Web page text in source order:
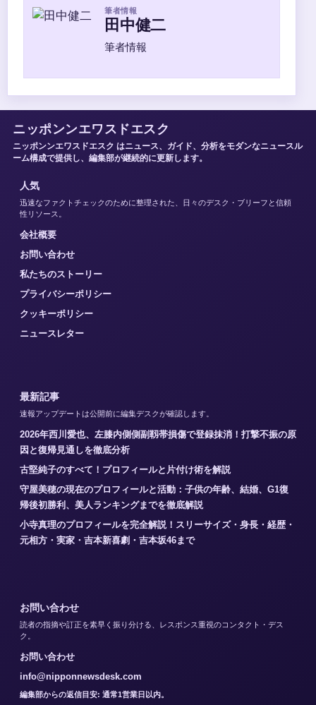
筆者情報
田中健二
筆者情報
ニッポンンエワスドエスク
ニッポンンエワスドエスク はニュース、ガイド、分析をモダンなニュースル
ーム構成で提供し、編集部が継続的に更新します。
人気
迅速なファクトチェックのために整理された、日々のデスク・ブリーフと信頼
性リソース。
会社概要
お問い合わせ
私たちのストーリー
プライバシーポリシー
クッキーポリシー
ニュースレター
最新記事
速報アップデートは公開前に編集デスクが確認します。
2026年西川愛也、左膝内側側副靱帯損傷で登録抹消！打撃不振の原
因と復帰見通しを徹底分析
古堅純子のすべて！プロフィールと片付け術を解説
守屋美穂の現在のプロフィールと活動：子供の年齢、結婚、G1復
帰後初勝利、美人ランキングまでを徹底解説
小寺真理のプロフィールを完全解説！スリーサイズ・身長・経歴・
元相方・実家・吉本新喜劇・吉本坂46まで
お問い合わせ
読者の指摘や訂正を素早く振り分ける、レスポンス重視のコンタクト・デス
ク。
お問い合わせ
info@nipponnewsdesk.com
編集部からの返信目安: 通常1営業日以内。